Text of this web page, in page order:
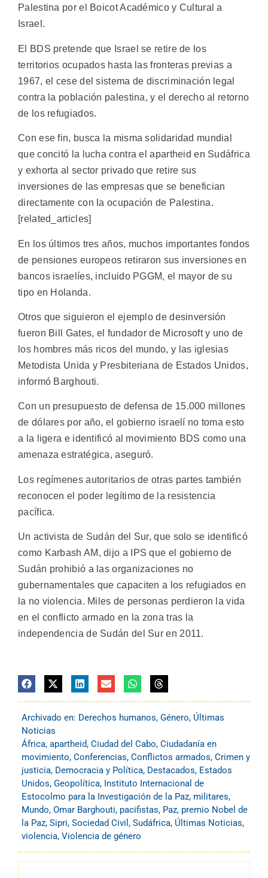
Palestina por el Boicot Académico y Cultural a
Israel.
El BDS pretende que Israel se retire de los
territorios ocupados hasta las fronteras previas a
1967, el cese del sistema de discriminación legal
contra la población palestina, y el derecho al retorno
de los refugiados.
Con ese fin, busca la misma solidaridad mundial
que concitó la lucha contra el apartheid en Sudáfrica
y exhorta al sector privado que retire sus
inversiones de las empresas que se benefician
directamente con la ocupación de Palestina.
[related_articles]
En los últimos tres años, muchos importantes fondos
de pensiones europeos retiraron sus inversiones en
bancos israelíes, incluido PGGM, el mayor de su
tipo en Holanda.
Otros que siguieron el ejemplo de desinversión
fueron Bill Gates, el fundador de Microsoft y uno de
los hombres más ricos del mundo, y las iglesias
Metodista Unida y Presbiteriana de Estados Unidos,
informó Barghouti.
Con un presupuesto de defensa de 15.000 millones
de dólares por año, el gobierno israelí no toma esto
a la ligera e identificó al movimiento BDS como una
amenaza estratégica, aseguró.
Los regímenes autoritarios de otras partes también
reconocen el poder legítimo de la resistencia
pacífica.
Un activista de Sudán del Sur, que solo se identificó
como Karbash AM, dijo a IPS que el gobierno de
Sudán prohibió a las organizaciones no
gubernamentales que capaciten a los refugiados en
la no violencia. Miles de personas perdieron la vida
en el conflicto armado en la zona tras la
independencia de Sudán del Sur en 2011.
Archivado en: Derechos humanos, Género, Últimas
Noticias
África, apartheid, Ciudad del Cabo, Ciudadanía en
movimiento, Conferencias, Conflictos armados, Crimen y
justicia, Democracia y Política, Destacados, Estados
Unidos, Geopolítica, Instituto Internacional de
Estocolmo para la Investigación de la Paz, militares,
Mundo, Omar Barghouti, pacifistas, Paz, premio Nobel de
la Paz, Sipri, Sociedad Civil , Sudáfrica, Últimas Noticias,
violencia, Violencia de género